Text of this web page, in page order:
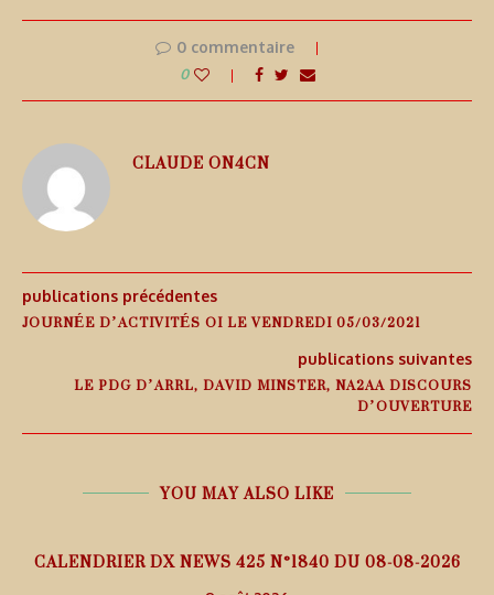
0 commentaire
0
CLAUDE ON4CN
publications précédentes
JOURNÉE D’ACTIVITÉS OI LE VENDREDI 05/03/2021
publications suivantes
LE PDG D’ARRL, DAVID MINSTER, NA2AA DISCOURS
D’OUVERTURE
YOU MAY ALSO LIKE
CALENDRIER DX NEWS 425 N°1840 DU 08-08-2026